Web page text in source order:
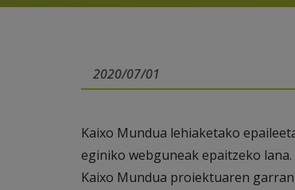
2020/07/01
Kaixo Mundua lehiaketako
eginiko webguneak epaitzeko
Kaixo Mundua proiektuaren